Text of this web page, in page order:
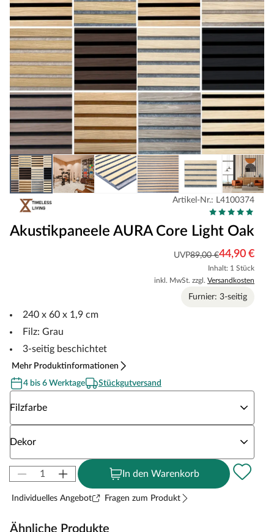
Artikel-Nr.: L4100374
Akustikpaneele AURA Core Light Oak
UVP89,00 €44,90 €
Inhalt: 1 Stück
inkl. MwSt. zzgl. Versandkosten
Furnier: 3-seitig
240 x 60 x 1,9 cm
Filz: Grau
3-seitig beschichtet
Mehr Produktinformationen
4 bis 6 Werktage
Stückgutversand
Filzfarbe
Dekor
In den Warenkorb
Individuelles Angebot Fragen zum Produkt
Ähnliche Produkte